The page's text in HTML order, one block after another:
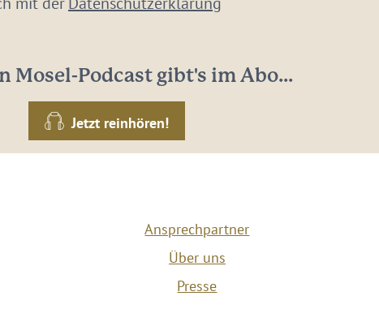
Mosel-Podcast gibt's im Abo...
Jetzt reinhören!
Ansprechpartner
Über uns
Presse